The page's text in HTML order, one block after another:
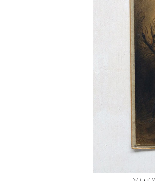
“s/título”